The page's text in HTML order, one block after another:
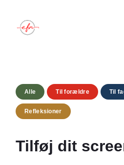
indhold
Alle Til forældre Til
Refleksioner
Tilføj dit